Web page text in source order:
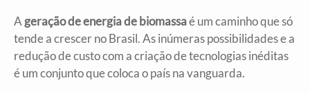
A geração de energia de biomassaé um caminho que só
tende a crescer no Brasil. As inúmeras possibilidades e a
redução de custo com a criação de tecnologias inéditas
é um conjunto que coloca o país na vanguarda.